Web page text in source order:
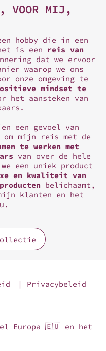
VOOR MIJ,
hobby die in een
is een reis van
dat we ervoor
waarop we ons
onze omgeving te
mindset te
het aansteken van
een gevoel van
mijn reis met de
te werken met
van over de hele
een uniek product
en kwaliteit van
belichaamt,
klanten en het
| Privacybeleid
Europa 🇪🇺 en het